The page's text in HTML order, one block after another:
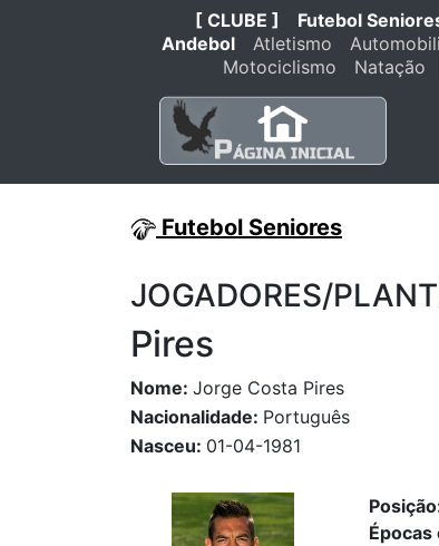
[ CLUBE ] Futebol
Andebol
Atletismo
Motociclismo
Natação
Futebol Seniores
JOGADORES/
Pires
Nome: Jorge Costa Pires
Nacionalidade: Português
Nasceu: 01-04-1981
Épocas